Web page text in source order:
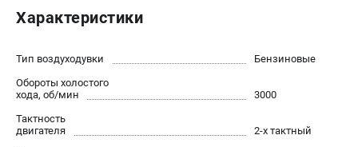
Новости
Способы оплаты
Характеристики
Тип воздуходувки
Бензиновые
Обороты холостого
хода, об/мин
3000
Тактность
двигателя
2-х тактный